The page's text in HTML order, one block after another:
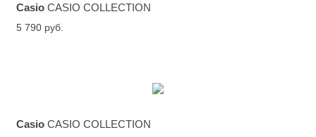
Casio CASIO COLLECTION
5 790 руб.
Casio CASIO COLLECTION